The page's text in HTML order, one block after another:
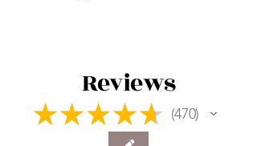
Reviews
★ ★ ★ ★ ★ 470
470